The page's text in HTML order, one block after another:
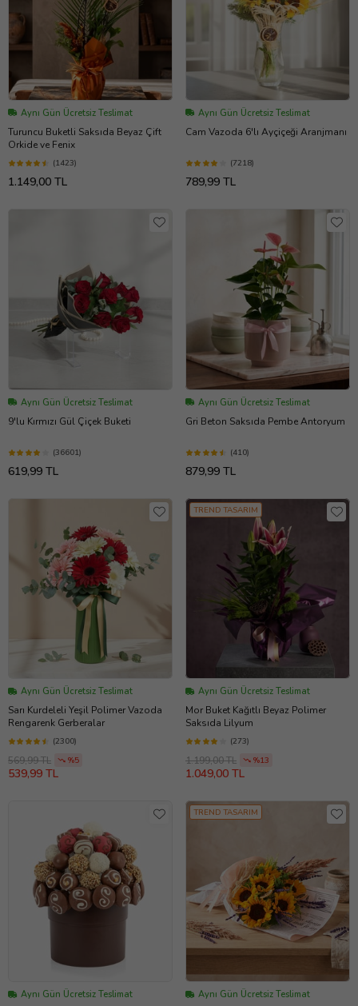
Aynı Gün Ücretsiz Teslimat
Turuncu Buketli Saksıda Beyaz Çift
Orkide ve Fenix
(1423)
1.149,00 TL
Aynı Gün Ücretsiz Teslimat
Cam Vazoda 6'lı Ayçiçeği Aranjmanı
(7218)
789,99 TL
Aynı Gün Ücretsiz Teslimat
9'lu Kırmızı Gül Çiçek Buketi
(36601)
619,99 TL
Aynı Gün Ücretsiz Teslimat
Gri Beton Saksıda Pembe Antoryum
(410)
879,99 TL
Aynı Gün Ücretsiz Teslimat
Sarı Kurdeleli Yeşil Polimer Vazoda
Rengarenk Gerberalar
(2300)
569,99 TL %5
539,99 TL
TREND TASARIM
Aynı Gün Ücretsiz Teslimat
Mor Buket Kağıtlı Beyaz Polimer
Saksıda Lilyum
(273)
1.199,00 TL %13
1.049,00 TL
Aynı Gün Ücretsiz Teslimat
TREND TASARIM
Aynı Gün Ücretsiz Teslimat